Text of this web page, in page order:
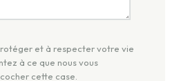
et à respecter votre vie
à ce que nous vous
cette case.